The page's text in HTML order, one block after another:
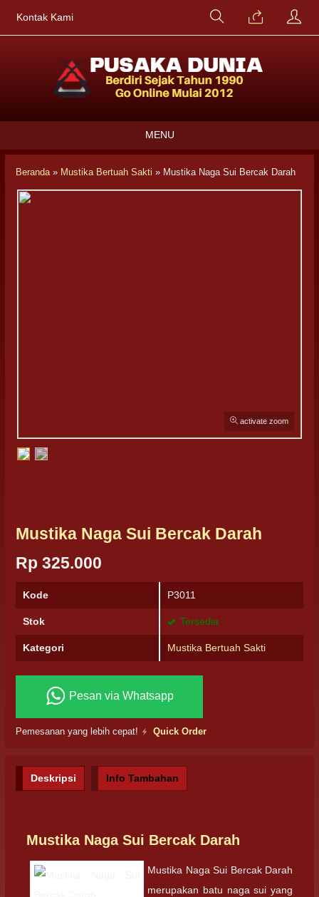
Kontak Kami
MENU
Beranda» Mustika Bertuah Sakti » Mustika Naga Sui Bercak Darah
activate zoom
Mustika Naga Sui Bercak Darah
Rp 325.000
Kode P3011
Stok Tersedia
Kategori Mustika Bertuah Sakti
Pesan via Whatsapp
Pemesanan yang lebih cepat! Quick Order
Deskripsi Info Tambahan
Mustika Naga Sui Bercak Darah
Mustika Naga Sui Bercak Darah
merupakan batu naga sui yang